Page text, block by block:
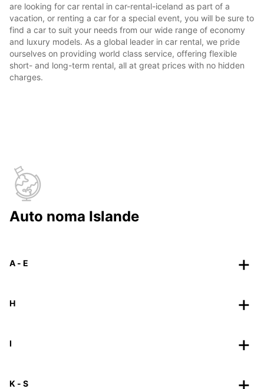
are looking for car rental in car-rental-iceland as part of a
vacation, or renting a car for a special event, you will be sure to
find a car to suit your needs from our wide range of economy
and luxury models. As a global leader in car rental, we pride
ourselves on providing world class service, offering flexible
short- and long-term rental, all at great prices with no hidden
charges.
Auto noma Islande
A - E
H
I
K - S